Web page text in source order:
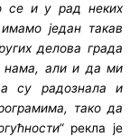
се и у рад неких
један такав
делова града
нама, али и да ми
су радознала и
тако да
рекла је